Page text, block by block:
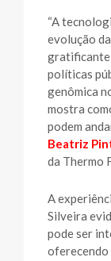
“A
evolução
gratificante
políticas
genômica
mostra
podem
Beatriz
da Thermo
A
Silveira
pode ser
oferecendo